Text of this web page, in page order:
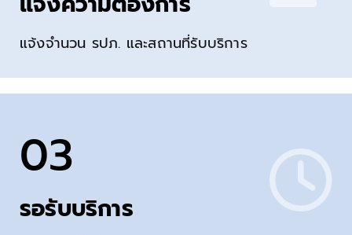
แจ้งจำนวน รปภ. และสถานที่รับบริการ
03
รอรับบริการ